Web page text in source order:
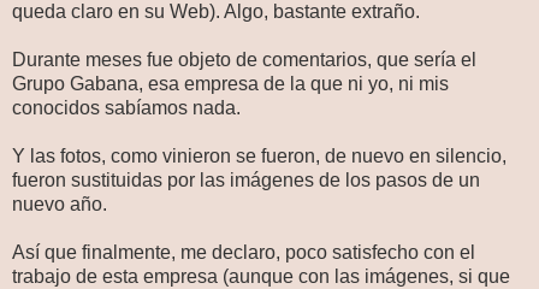
queda claro en su Web). Algo, bastante extraño.
Durante meses fue objeto de comentarios, que sería el
Grupo Gabana, esa empresa de la que ni yo, ni mis
conocidos sabíamos nada.
Y las fotos, como vinieron se fueron, de nuevo en silencio,
fueron sustituidas por las imágenes de los pasos de un
nuevo año.
Así que finalmente, me declaro, poco satisfecho con el
trabajo de esta empresa (aunque con las imágenes, si que